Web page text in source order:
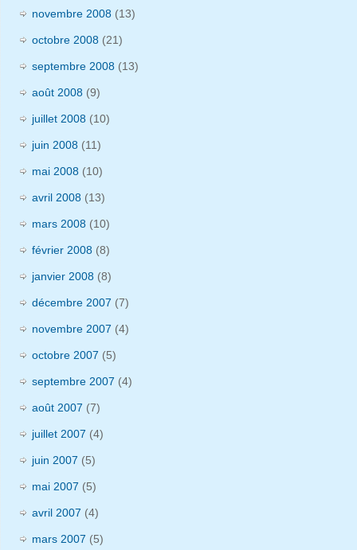
novembre 2008 (13)
octobre 2008 (21)
septembre 2008 (13)
août 2008 (9)
juillet 2008 (10)
juin 2008 (11)
mai 2008 (10)
avril 2008 (13)
mars 2008 (10)
février 2008 (8)
janvier 2008 (8)
décembre 2007 (7)
novembre 2007 (4)
octobre 2007 (5)
septembre 2007 (4)
août 2007 (7)
juillet 2007 (4)
juin 2007 (5)
mai 2007 (5)
avril 2007 (4)
mars 2007 (5)